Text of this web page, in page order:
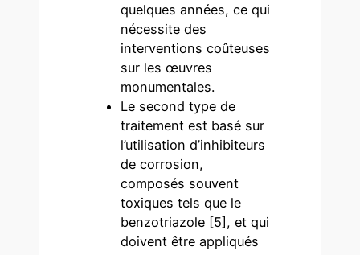
quelques années, ce qui
nécessite des
interventions coûteuses
sur les œuvres
monumentales.
Le second type de
traitement est basé sur
l’utilisation d’inhibiteurs
de corrosion,
composés souvent
toxiques tels que le
benzotriazole [5], et qui
doivent être appliqués